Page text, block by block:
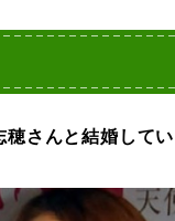
さんと結婚してい